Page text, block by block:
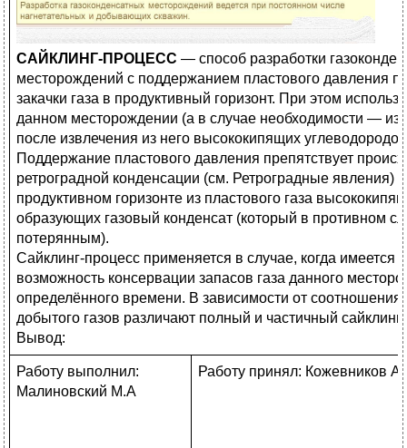
САЙКЛИНГ-ПРОЦЕСС — способ разработки
месторождений с поддержанием пластового давления
закачки газа в продуктивный горизонт. При этом
данном месторождении (а в случае необходимости — из
после извлечения из него высококипящих
Поддержание пластового давления препятствует
ретроградной конденсации (см. Ретроградные явления)
продуктивном горизонте из пластового газа
образующих газовый конденсат (который в противном
потерянным).
Сайклинг-процесс применяется в случае, когда имеется
возможность консервации запасов газа данного
определённого времени. В зависимости от
добытого газов различают полный и частичный
Вывод:
Работу выполнил:
Малиновский М.А
Работу принял: Кожевников